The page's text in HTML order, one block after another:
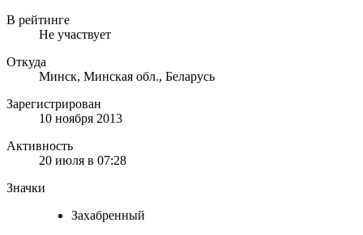
В рейтинге
Не участвует
Откуда
Минск, Минская обл., Беларусь
Зарегистрирован
10 ноября 2013
Активность
20 июля в 07:28
Значки
Захабренный